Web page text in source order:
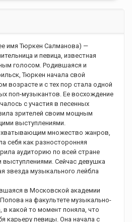
имя Тюркен Салманова) —
и певица, известная
голосом. Родившаяся и
Тюркен начала свой
возрасте и с тех пор стала одной
поп-музыкантов. Ее восхождение
с участия в песенных
зрителей своим мощным
выступлениями.
множество жанров,
себя как разносторонняя
аудиторию по всей стране
Сейчас девушка
звезда музыкального лейбла
в Московской академии
на факультете музыкально-
в какой то момент поняла, что
карьеру певицы. Она начала с